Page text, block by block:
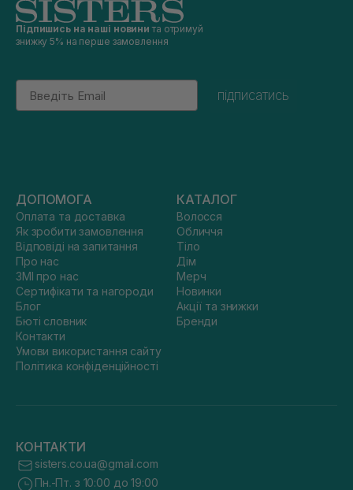
Підпишись на наші новини та отримуй
знижку 5% на перше замовлення
Email
підписатись
ДОПОМОГА
Оплата та доставка
Як зробити замовлення
Відповіді на запитання
Про нас
ЗМІ про нас
Сертифікати та нагороди
Блог
Бюті словник
Контакти
Умови використання сайту
Політика конфіденційності
КАТАЛОГ
Волосся
Обличчя
Тіло
Дім
Мерч
Новинки
Акції та знижки
Бренди
КОНТАКТИ
sisters.co.ua@gmail.com
Пн.-Пт. з 10:00 до 19:00